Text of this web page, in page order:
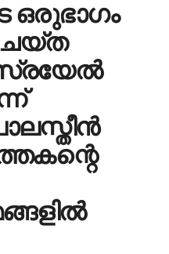
ഒരുഭാ​ഗം